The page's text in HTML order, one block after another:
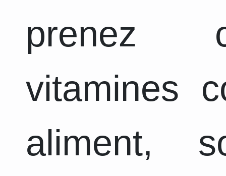
prenez
vitamines
aliment,